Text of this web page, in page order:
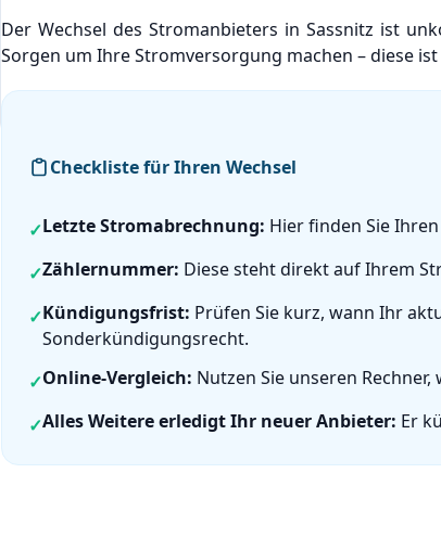
Der Wechsel des Stromanbieters in Sassnitz ist
Sorgen um Ihre Stromversorgung machen – diese
Checkliste für Ihren Wechsel
✓Letzte Stromabrechnung: Hier finden Sie
✓Zählernummer: Diese steht direkt auf Ihrem
✓Kündigungsfrist: Prüfen Sie kurz, wann Ihr
Sonderkündigungsrecht.
✓Online-Vergleich: Nutzen Sie unseren
✓Alles Weitere erledigt Ihr neuer Anbieter: Er